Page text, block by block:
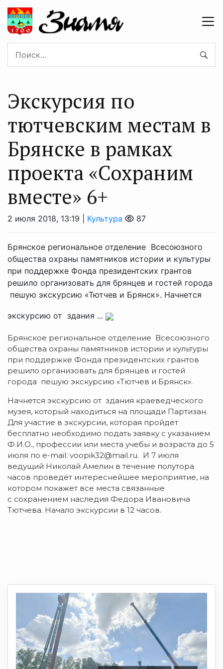
Экскурсия по
тютчевским местам в
Брянске в рамках
проекта «Сохраним
вместе» 6+
2 июля 2018, 13:19 | Культура 87
Брянское региональное отделение Всесоюзного
общества охраны памятников истории и культуры
при поддержке Фонда президентских грантов
решило организовать для брянцев и гостей города
пешую экскурсию «Тютчев и Брянск». Начнется
экскурсию от здания ...
Брянское региональное отделение Всесоюзного
общества охраны памятников истории и культуры
при поддержке Фонда президентских грантов
решило организовать для брянцев и гостей
города пешую экскурсию «Тютчев и Брянск».
Начнется экскурсию от здания краеведческого
музея, который находиться на площади Партизан.
Для участие в экскурсии, которая пройдет
бесплатно необходимо подать заявку с указанием
Ф.И.О., профессии или места учебы и возраста до 5
июля по e-mail: voopik32@mail.ru. И 7 июля
ведущий Николай Амелин в течение полутора
часов проведёт интереснейшее мероприятие, на
котором покажет все места связанные
с сохранением наследия Федора Ивановича
Тютчева. Начало экскурсии в 12 часов.